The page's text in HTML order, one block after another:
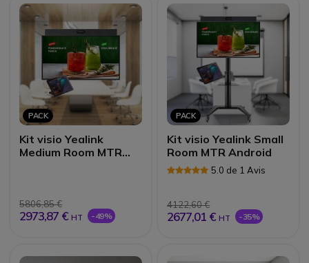
PACK
Kit visio Yealink
Medium Room MTR
5806,85 €
2973,87 € HT -49%
PACK
Kit visio Yealink Small
Room MTR Android
5.0 de 1 Avis
4122,60 €
2677,01 € HT -35%